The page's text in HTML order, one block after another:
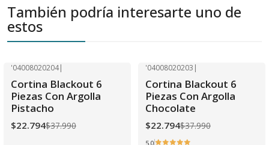
También podría interesarte uno de
estos
'04008020204|
Cortina Blackout 6
Piezas Con Argolla
Pistacho
$22.794$37.990
'04008020203 |
Cortina Blackout 6
Piezas Con Argolla
Chocolate
$22.794$37.990
5.0